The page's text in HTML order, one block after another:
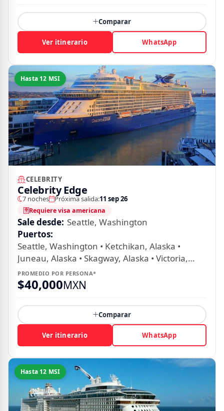
Comparar
Ver itinerario WhatsApp
Hasta 12 MSI
CELEBRITY
Celebrity Edge
7 noches Próxima salida:11 sep 26
Requiere visa americana
Sale desde: Seattle, Washington
Puertos:
Seattle, Washington • Ketchikan, Alaska •
Juneau, Alaska • Skagway, Alaska • Victoria,
Columbia Británica
PROMEDIO POR PERSONA*
$40,000MXN
Comparar
Ver itinerario WhatsApp
Hasta 12 MSI